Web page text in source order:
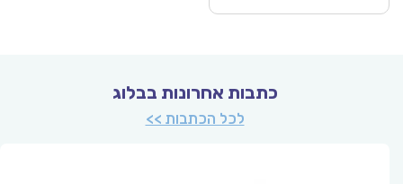
כתבות אחרונות בבלוג
לכל הכתבות >>